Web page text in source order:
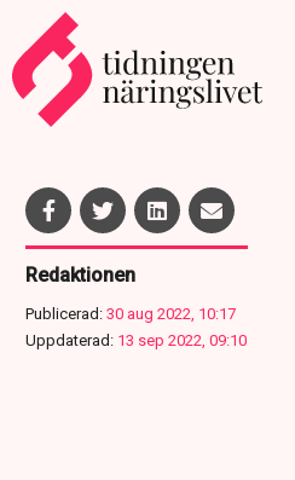
Redaktionen
Publicerad: 30 aug 2022, 10:17
Uppdaterad: 13 sep 2022, 09:10